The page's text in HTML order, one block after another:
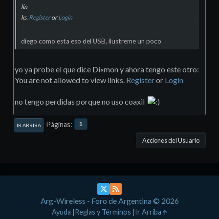
lin
ks. RegisterorLogin
diego como esta eso del USB, ilustreme un poco
yo ya probe el que dice Dí«mon y ahora tengo este otro:
You are not allowed to view links. Registeror Login
no tengo perdidas porque no uso coaxil
IR ARRIBA Páginas 1
Acciones del Usuario
Arg-Wireless - Foro de Argentina © 2026
Ayuda Reglas y Términos Ir Arriba